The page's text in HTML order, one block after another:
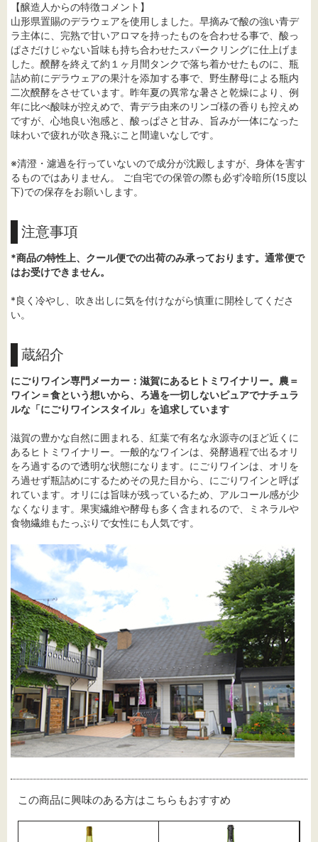
【醸造人からの特徴コメント】
山形県置賜のデラウェアを使用しました。早摘みで酸の強い青デ
ラ主体に、完熟で甘いアロマを持ったものを合わせる事で、酸っ
ぱさだけじゃない旨味も持ち合わせたスパークリングに仕上げま
した。醗酵を終えて約１ヶ月間タンクで落ち着かせたものに、瓶
詰め前にデラウェアの果汁を添加する事で、野生酵母による瓶内
二次醗酵をさせています。昨年夏の異常な暑さと乾燥により、例
年に比べ酸味が控えめで、青デラ由来のリンゴ様の香りも控えめ
ですが、心地良い泡感と、酸っぱさと甘み、旨みが一体になった
味わいで疲れが吹き飛ぶこと間違いなしです。
※清澄・濾過を行っていないので成分が沈殿しますが、身体を害す
るものではありません。 ご自宅での保管の際も必ず冷暗所(15度以
下)での保存をお願いします。
注意事項
*商品の特性上、クール便での出荷のみ承っております。通常便で
はお受けできません。
*良く冷やし、吹き出しに気を付けながら慎重に開栓してくださ
い。
蔵紹介
にごりワイン専門メーカー：滋賀にあるヒトミワイナリー。農＝
ワイン＝食という想いから、ろ過を一切しないピュアでナチュラ
ルな「にごりワインスタイル」を追求しています
滋賀の豊かな自然に囲まれる、紅葉で有名な永源寺のほど近くに
あるヒトミワイナリー。一般的なワインは、発酵過程で出るオリ
をろ過するので透明な状態になります。にごりワインは、オリを
ろ過せず瓶詰めにするためその見た目から、にごりワインと呼ば
れています。オリには旨味が残っているため、アルコール感が少
なくなります。果実繊維や酵母も多く含まれるので、ミネラルや
食物繊維もたっぷりで女性にも人気です。
この商品に興味のある方はこちらもおすすめ